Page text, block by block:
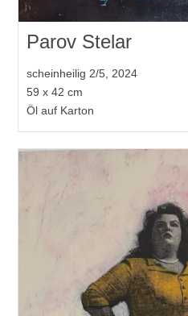
Parov Stelar
scheinheilig 2/5, 2024
59 x 42 cm
Öl auf Karton